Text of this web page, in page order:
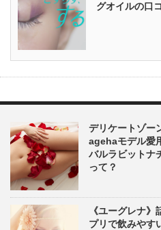
グオイルの口
デリケートゾー
agehaモデル愛
バルラビットナ
って？
《ユーグレナ
プリで飲みやす